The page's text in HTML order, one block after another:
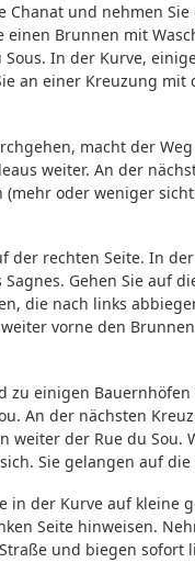
Chanat und nehmen
Brunnen mit
In der Kurve,
an einer Kreuzung mit
macht der
weiter. An der
oder weniger
der rechten Seite. In
Gehen Sie auf
die nach links
vorne den
zu einigen
An der nächsten
der Rue du Sou.
Sie gelangen auf die
der Kurve auf kleine
Seite hinweisen.
und biegen sofort